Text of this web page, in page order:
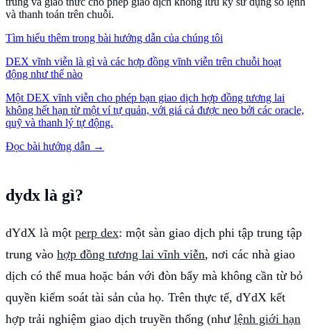
và thanh toán trên chuỗi.
Tìm hiểu thêm trong bài hướng dẫn của chúng tôi
DEX vĩnh viễn là gì và các hợp đồng vĩnh viễn trên chuỗi hoạt
động như thế nào
Một DEX vĩnh viễn cho phép bạn giao dịch hợp đồng tương lai
không hết hạn từ một ví tự quản, với giá cả được neo bởi các oracle,
quỹ và thanh lý tự động.
Đọc bài hướng dẫn →
dydx là gì?
dYdX là một perp dex: một sàn giao dịch phi tập trung tập
trung vào hợp đồng tương lai vĩnh viễn, nơi các nhà giao
dịch có thể mua hoặc bán với đòn bẩy mà không cần từ bỏ
quyền kiểm soát tài sản của họ. Trên thực tế, dYdX kết
hợp trải nghiệm giao dịch truyền thống (như lệnh giới hạn